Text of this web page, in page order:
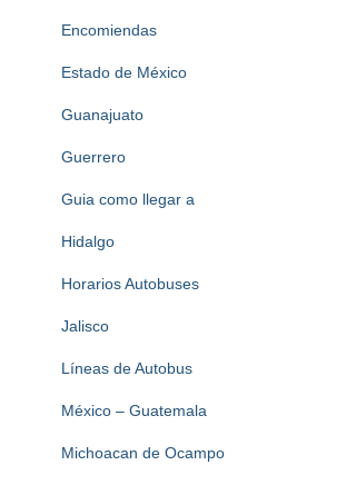
Encomiendas
Estado de México
Guanajuato
Guerrero
Guia como llegar a
Hidalgo
Horarios Autobuses
Jalisco
Líneas de Autobus
México – Guatemala
Michoacan de Ocampo